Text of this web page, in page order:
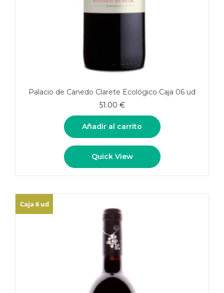
Palacio de Canedo Clarete Ecológico Caja 06 ud
51.00 €
Añadir al carrito
Quick View
Caja 6 ud